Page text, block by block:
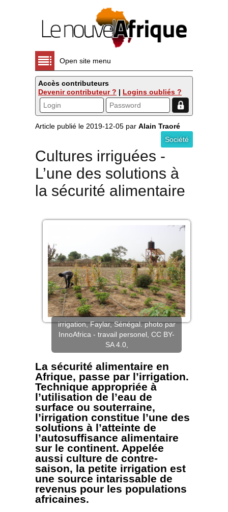
Open site menu
Accès contributeurs
Devenir contributeur ? | Logins oubliés ?
Article publié le 2019-12-05 par Alain Traoré
Société
Cultures irriguées -
L’une des solutions à
la sécurité alimentaire
irrigation, Faylar, Sénégal. photo par
InnoAfrica - travail personel, CC BY-
SA 4.0,
La sécurité alimentaire en
Afrique, passe par l’irrigation.
Technique appropriée à
l’utilisation de l’eau de
surface ou souterraine,
l’irrigation constitue l’une des
solutions à l’atteinte de
l’autosuffisance alimentaire
sur le continent. Appelée
aussi culture de contre-
saison, la petite irrigation est
une source intarissable de
revenus pour les populations
africaines.